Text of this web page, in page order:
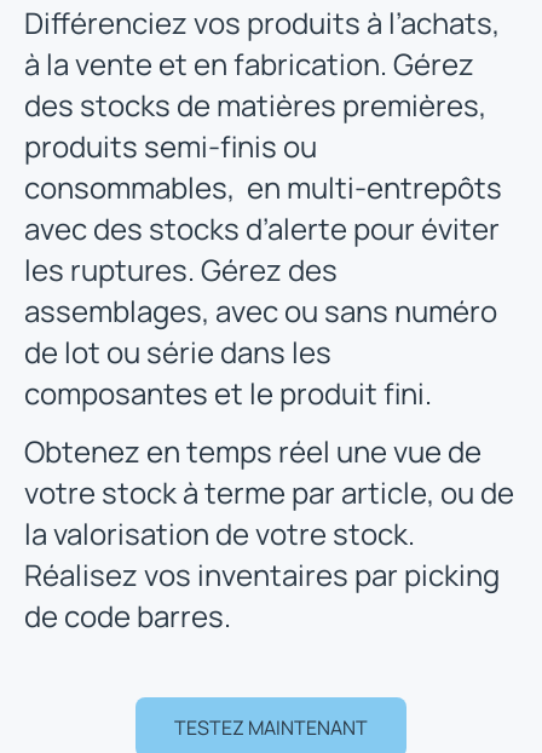
Différenciez vos produits à l’achats,
à la vente et en fabrication. Gérez
des stocks de matières premières,
produits semi-finis ou
consommables, en multi-entrepôts
avec des stocks d’alerte pour éviter
les ruptures. Gérez des
assemblages, avec ou sans numéro
de lot ou série dans les
composantes et le produit fini.
Obtenez en temps réel une vue de
votre stock à terme par article, ou de
la valorisation de votre stock.
Réalisez vos inventaires par picking
de code barres.
TESTEZ MAINTENANT